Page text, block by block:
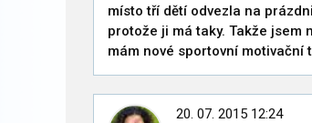
místo tří dětí odvezla na
protože ji má taky. Takže jsem
mám nové sportovní motivační
20. 07. 2015 12:24